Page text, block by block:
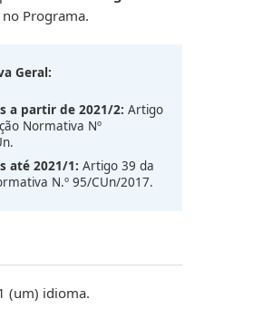
no Programa.
Geral:
a partir de 2021/2: Artigo
Normativa Nº
até 2021/1: Artigo 39 da
N.º 95/CUn/2017.
(um) idioma.